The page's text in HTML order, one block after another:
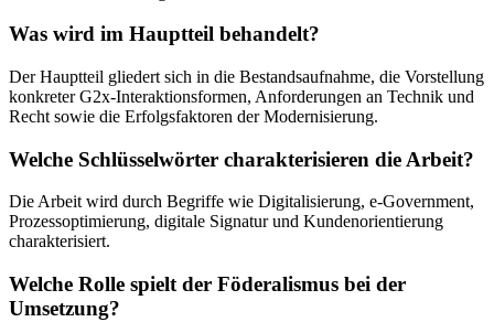
Was wird im Hauptteil behandelt?
Der Hauptteil gliedert sich in die Bestandsaufnahme, die Vorstellung
konkreter G2x-Interaktionsformen, Anforderungen an Technik und
Recht sowie die Erfolgsfaktoren der Modernisierung.
Welche Schlüsselwörter charakterisieren die Arbeit?
Die Arbeit wird durch Begriffe wie Digitalisierung, e-Government,
Prozessoptimierung, digitale Signatur und Kundenorientierung
charakterisiert.
Welche Rolle spielt der Föderalismus bei der
Umsetzung?